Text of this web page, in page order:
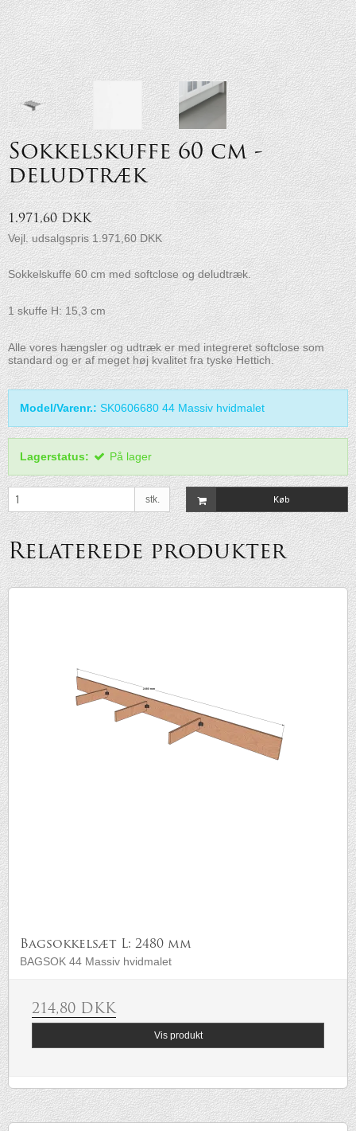
Sokkelskuffe 60 cm -
deludtræk
1.971,60 DKK
Vejl. udsalgspris 1.971,60 DKK
Sokkelskuffe 60 cm med softclose og deludtræk.
1 skuffe H: 15,3 cm
Alle vores hængsler og udtræk er med integreret softclose som
standard og er af meget høj kvalitet fra tyske Hettich.
Model/Varenr.: SK0606680 44 Massiv hvidmalet
Lagerstatus: På lager
stk. Køb
Relaterede produkter
Bagsokkelsæt L: 2480 mm
BAGSOK 44 Massiv hvidmalet
214,80 DKK
Vis produkt